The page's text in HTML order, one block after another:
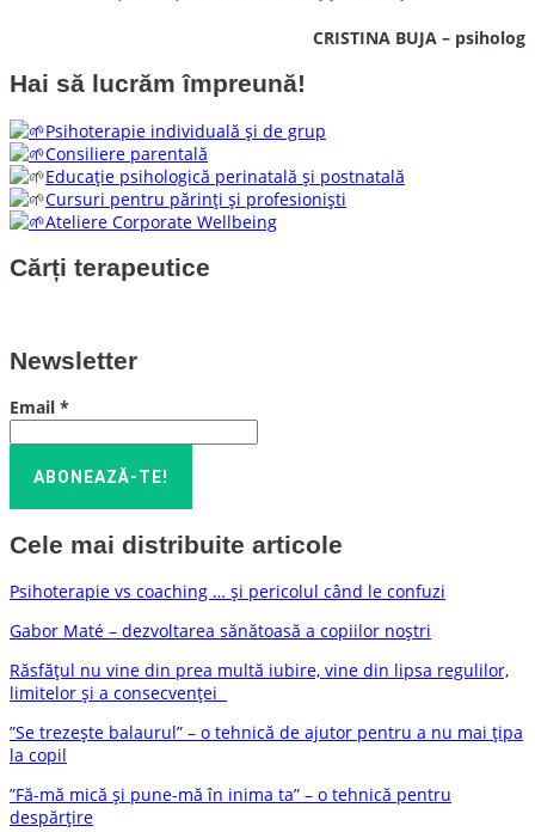
CRISTINA BUJA – psiholog
Hai să lucrăm împreună!
Psihoterapie individuală și de grup
Consiliere parentală
Educație psihologică perinatală și postnatală
Cursuri pentru părinți și profesioniști
Ateliere Corporate Wellbeing
Cărți terapeutice
Newsletter
Email *
Cele mai distribuite articole
Psihoterapie vs coaching … și pericolul când le confuzi
Gabor Maté – dezvoltarea sănătoasă a copiilor noștri
Răsfățul nu vine din prea multă iubire, vine din lipsa regulilor,
limitelor și a consecvenței
”Se trezește balaurul” – o tehnică de ajutor pentru a nu mai țipa
la copil
”Fă-mă mică și pune-mă în inima ta” – o tehnică pentru
despărțire